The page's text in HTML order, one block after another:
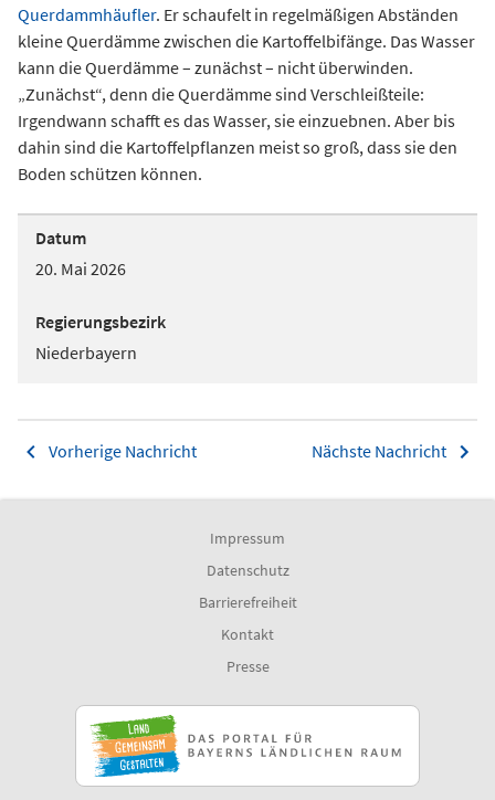
Querdammhäufler. Er schaufelt in regelmäßigen Abständen
kleine Querdämme zwischen die Kartoffelbifänge. Das Wasser
kann die Querdämme – zunächst – nicht überwinden.
„Zunächst“, denn die Querdämme sind Verschleißteile:
Irgendwann schafft es das Wasser, sie einzuebnen. Aber bis
dahin sind die Kartoffelpflanzen meist so groß, dass sie den
Boden schützen können.
Datum
20. Mai 2026
Regierungsbezirk
Niederbayern
Vorherige Nachricht Nächste Nachricht
Impressum
Datenschutz
Barrierefreiheit
Kontakt
Presse